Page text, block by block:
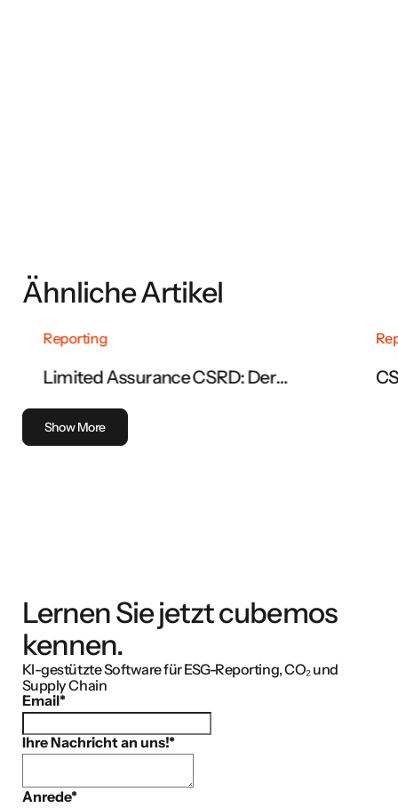
Ähnliche Artikel
Reporting
Limited Assurance CSRD: Der
des Nachhaltigkeitsberichts
Show More
Lernen Sie jetzt cubemos
kennen.
KI-gestützte Software für ESG-Reporting, CO₂ und
Supply Chain
Email*
Ihre Nachricht an uns!*
Anrede*